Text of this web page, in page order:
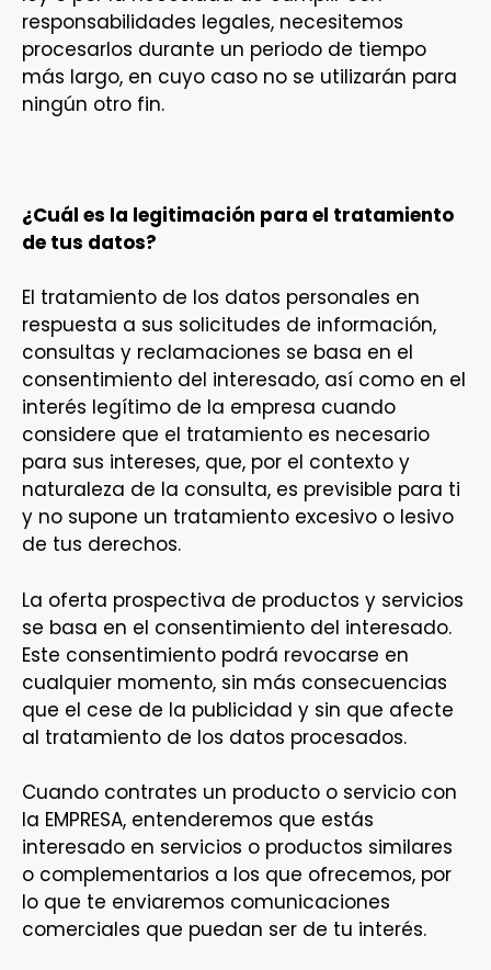
responsabilidades legales, necesitemos
procesarlos durante un periodo de tiempo
más largo, en cuyo caso no se utilizarán para
ningún otro fin.
¿Cuál es la legitimación para el tratamiento
de tus datos?
El tratamiento de los datos personales en
respuesta a sus solicitudes de información,
consultas y reclamaciones se basa en el
consentimiento del interesado, así como en el
interés legítimo de la empresa cuando
considere que el tratamiento es necesario
para sus intereses, que, por el contexto y
naturaleza de la consulta, es previsible para ti
y no supone un tratamiento excesivo o lesivo
de tus derechos.
La oferta prospectiva de productos y servicios
se basa en el consentimiento del interesado.
Este consentimiento podrá revocarse en
cualquier momento, sin más consecuencias
que el cese de la publicidad y sin que afecte
al tratamiento de los datos procesados.
Cuando contrates un producto o servicio con
la EMPRESA, entenderemos que estás
interesado en servicios o productos similares
o complementarios a los que ofrecemos, por
lo que te enviaremos comunicaciones
comerciales que puedan ser de tu interés.